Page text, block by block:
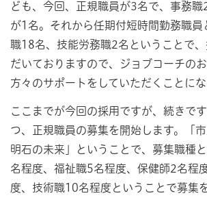
ども、今回、正規職員が3名で、事務
が1名。それから任期付短時間勤務職
職18名、技能労務職2名ということで
だいておりますので、ジョブコーチの
方々のサポートをしていただくことにな
ここまでが今回の採用ですが、続きで
つ、正規職員の募集を開始します。「
明石の未来」ということで、募集職種
名程度、福祉職5名程度、保健師2名程
度、技術職10名程度ということで募集